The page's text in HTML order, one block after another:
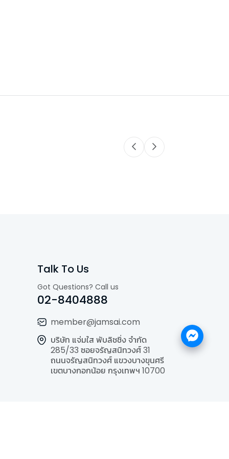
Talk To Us
Got Questions? Call us
02-8404888
member@jamsai.com
บริษัท แจ่มใส พับลิชชิ่ง จำกัด
285/33 ซอยจรัญสนิทวงศ์ 31
ถนนจรัญสนิทวงศ์ แขวงบางขุนศรี
เขตบางกอกน้อย กรุงเทพฯ 10700